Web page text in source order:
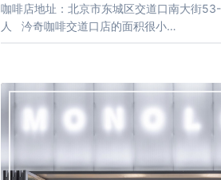
咖啡店地址：北京市东城区交道口南大街
人 汵奇咖啡交道口店的面积很小…